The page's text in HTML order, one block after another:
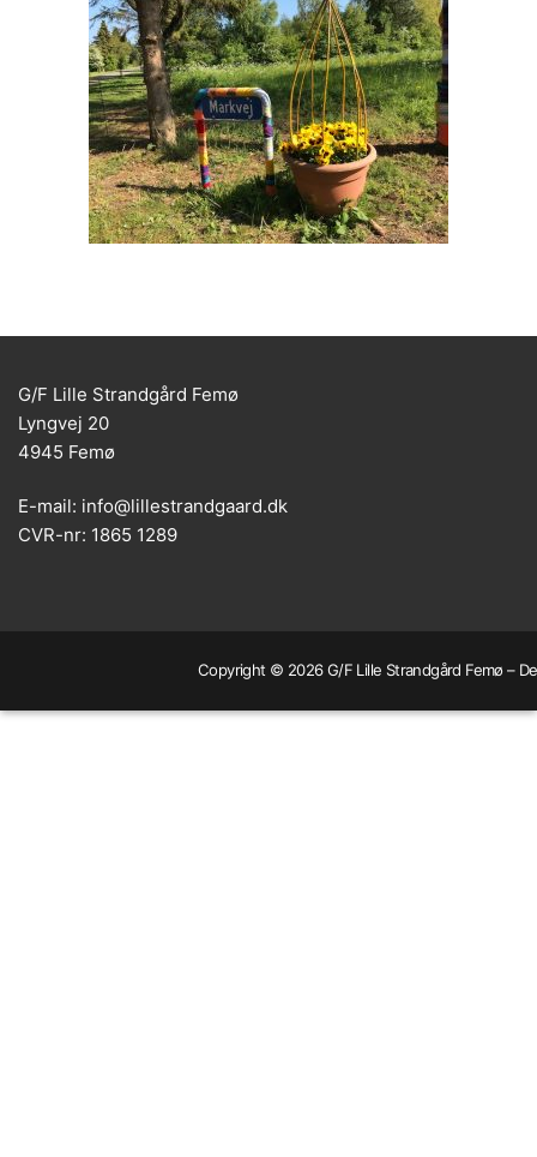
G/F Lille Strandgård Femø
Lyngvej 20
4945 Femø
E-mail: info@lillestrandgaard.dk
CVR-nr: 1865 1289
Copyright © 2026 G/F Lille Strandgård Femø –